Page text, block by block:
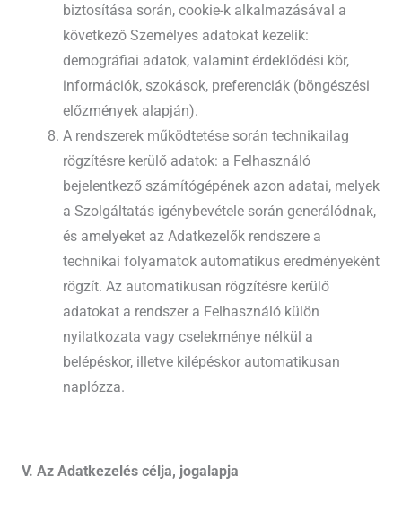
biztosítása során, cookie-k alkalmazásával a
következő Személyes adatokat kezelik:
demográfiai adatok, valamint érdeklődési kör,
információk, szokások, preferenciák (böngészési
előzmények alapján).
A rendszerek működtetése során technikailag
rögzítésre kerülő adatok: a Felhasználó
bejelentkező számítógépének azon adatai, melyek
a Szolgáltatás igénybevétele során generálódnak,
és amelyeket az Adatkezelők rendszere a
technikai folyamatok automatikus eredményeként
rögzít. Az automatikusan rögzítésre kerülő
adatokat a rendszer a Felhasználó külön
nyilatkozata vagy cselekménye nélkül a
belépéskor, illetve kilépéskor automatikusan
naplózza.
V. Az Adatkezelés célja, jogalapja